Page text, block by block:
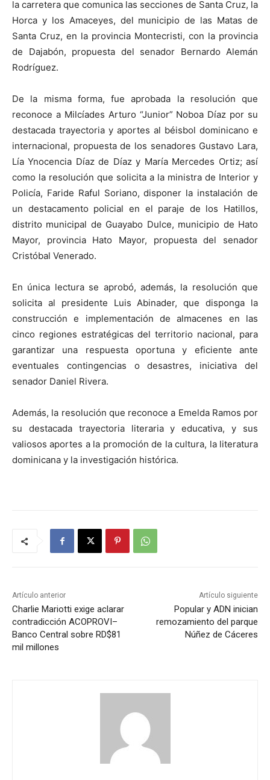
la carretera que comunica las secciones de Santa Cruz, la
Horca y los Amaceyes, del municipio de las Matas de
Santa Cruz, en la provincia Montecristi, con la provincia
de Dajabón, propuesta del senador Bernardo Alemán
Rodríguez.
De la misma forma, fue aprobada la resolución que
reconoce a Milcíades Arturo “Junior” Noboa Díaz por su
destacada trayectoria y aportes al béisbol dominicano e
internacional, propuesta de los senadores Gustavo Lara,
Lía Ynocencia Díaz de Díaz y María Mercedes Ortiz; así
como la resolución que solicita a la ministra de Interior y
Policía, Faride Raful Soriano, disponer la instalación de
un destacamento policial en el paraje de los Hatillos,
distrito municipal de Guayabo Dulce, municipio de Hato
Mayor, provincia Hato Mayor, propuesta del senador
Cristóbal Venerado.
En única lectura se aprobó, además, la resolución que
solicita al presidente Luis Abinader, que disponga la
construcción e implementación de almacenes en las
cinco regiones estratégicas del territorio nacional, para
garantizar una respuesta oportuna y eficiente ante
eventuales contingencias o desastres, iniciativa del
senador Daniel Rivera.
Además, la resolución que reconoce a Emelda Ramos por
su destacada trayectoria literaria y educativa, y sus
valiosos aportes a la promoción de la cultura, la literatura
dominicana y la investigación histórica.
Artículo anterior
Charlie Mariotti exige aclarar
contradicción ACOPROVI–
Banco Central sobre RD$81
mil millones
Artículo siguiente
Popular y ADN inician
remozamiento del parque
Núñez de Cáceres